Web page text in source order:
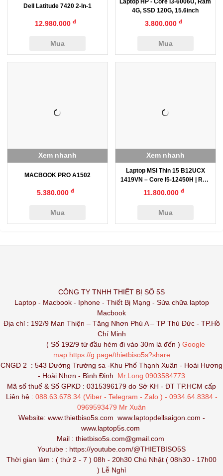
Dell Latitude 7420 2-In-1
12.980.000đ
Mua
Laptop HP - Core I3-6006U, Ram
4G, SSD 120G, 15.6inch
3.800.000đ
Mua
MACBOOK PRO A1502
5.380.000đ
Mua
Xem nhanh
Laptop MSI Thin 15 B12UCX
1419VN – Core I5-12450H | RTX
2050
11.800.000 đ
Mua
Xem nhanh
CÔNG TY TNHH THIẾT BỊ SỐ 5S
Laptop - Macbook - Iphone - Thiết Bị Mạng - Sửa chữa laptop
Macbook
Địa chỉ : 192/9 Man Thiện – Tăng Nhơn Phú A – TP Thủ Đức - TP.Hồ
Chí Minh
( Số 192/9 từ đầu hẻm đi vào 30m là đến ) Google
map https://g.page/thietbiso5s?share
CNGD 2 : 543 Đường Trường sa -Khu Phố Thạnh Xuân - Hoài Hương
- Hoài Nhơn - Bình Định
Mr.Long 0903584773
Mã số thuế & Số GPKD : 0315396179 do Sở KH - ĐT TP.HCM cấp
Liên hệ : 088.63.678.34 (Viber - Telegram - Zalo ) - 0934.64.8384 -
0969593479 Mr Xuân
Website: www.thietbiso5s.com www.laptopdellsaigon.com -
www.laptop5s.com
Mail : thietbiso5s.com@gmail.com
Youtube : https://youtube.com/@THIETBISO5S
Thời gian làm : ( thứ 2 - 7 ) 08h - 20h30 Chủ Nhật ( 08h30 - 17h00
) Lễ Nghỉ